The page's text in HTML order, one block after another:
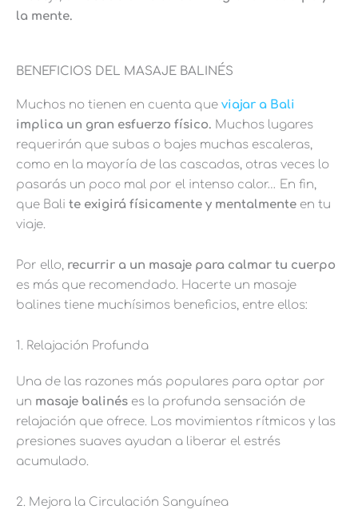
la mente.
BENEFICIOS DEL MASAJE BALINÉS
Muchos no tienen en cuenta que viajar a Bali
implica un gran esfuerzo físico. Muchos lugares
requerirán que subas o bajes muchas escaleras,
como en la mayoría de las cascadas, otras veces lo
pasarás un poco mal por el intenso calor… En fin,
que Bali te exigirá físicamente y mentalmente en tu
viaje.
Por ello, recurrir a un masaje para calmar tu cuerpo
es más que recomendado. Hacerte un masaje
balines tiene muchísimos beneficios, entre ellos:
1. Relajación Profunda
Una de las razones más populares para optar por
un masaje balinés es la profunda sensación de
relajación que ofrece. Los movimientos rítmicos y las
presiones suaves ayudan a liberar el estrés
acumulado.
2. Mejora la Circulación Sanguínea